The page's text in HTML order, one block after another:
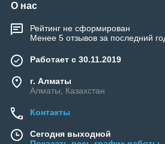
О нас
Рейтинг не сформирован
Менее 5 отзывов за последний
Работает с 30.11.2019
г. Алматы
Алматы, Казахстан
Контакты
Сегодня выходной